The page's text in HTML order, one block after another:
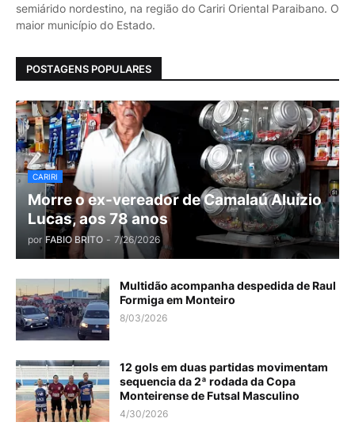
semiárido nordestino, na região do Cariri Oriental Paraibano. O
maior município do Estado.
POSTAGENS POPULARES
CARIRI
Morre o ex-vereador de Camalaú Aluízio
Lucas, aos 78 anos
por FABIO BRITO - 7/26/2026
Multidão acompanha despedida de Raul
Formiga em Monteiro
8/03/2026
12 gols em duas partidas movimentam
sequencia da 2ª rodada da Copa
Monteirense de Futsal Masculino
4/30/2026